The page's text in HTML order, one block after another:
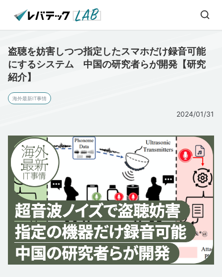
盗聴を妨害しつつ指定したスマホだけ録音可能
にするシステム 中国の研究者らが開発【研究
紹介】
海外最新IT事情
2024/01/31